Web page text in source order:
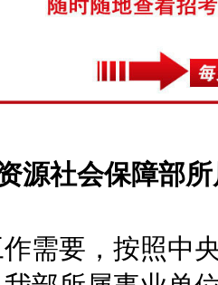
源社会保障部
要，按照中央